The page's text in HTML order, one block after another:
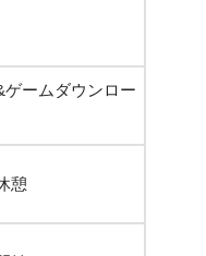
ームダウンロー
憩